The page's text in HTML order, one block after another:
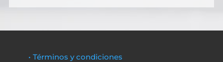
• Términos y condiciones